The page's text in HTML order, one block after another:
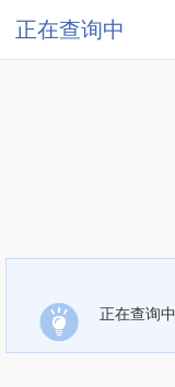
正在查询中
正在查询